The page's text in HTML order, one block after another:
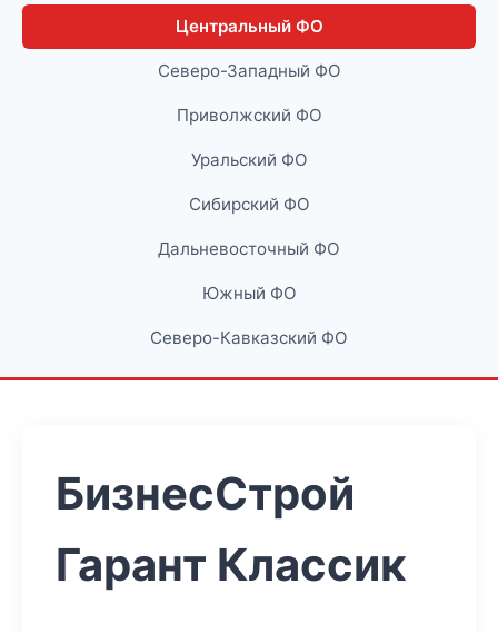
Центральный ФО
Северо-Западный ФО
Приволжский ФО
Уральский ФО
Сибирский ФО
Дальневосточный ФО
Южный ФО
Северо-Кавказский ФО
БизнесСтрой
Гарант Классик